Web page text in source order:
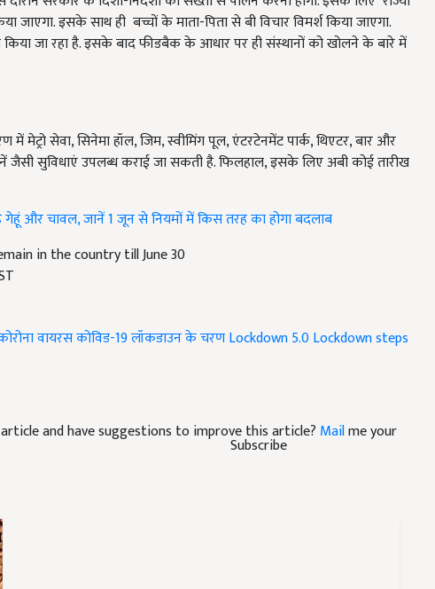
Subscribe
जाएगा. इसके साथ ही बच्चों के माता-पिता से बी विचार विमर्श किया जाएगा.
जा रहा है. इसके बाद फीडबैक के आधार पर ही संस्थानों को खोलने के बारे में
मेट्रो सेवा, सिनेमा हॉल, जिम, स्वीमिंग पूल, एंटरटेनमेंट पार्क, थिएटर, बार और
जैसी सुविधाएं उपलब्ध कराई जा सकती है. फिलहाल, इसके लिए अबी कोई तारीख
गेहूं और चावल, जानें 1 जून से नियमों में किस तरह का होगा बदलाब
in the country till June 30
वायरसकोविड-19लॉकडाउन के चरणLockdown 5.0Lockdown steps
and have suggestions to improve this article? Mailme your